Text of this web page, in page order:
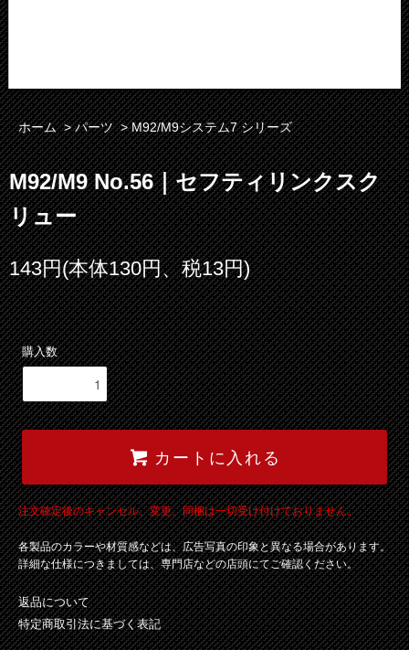
ホーム >パーツ >M92/M9システム7 シリーズ
M92/M9 No.56｜セフティリンクスク
リュー
143円(本体130円、税13円)
購入数
カートに入れる
注文確定後のキャンセル、変更、同梱は一切受け付けておりません。
各製品のカラーや材質感などは、広告写真の印象と異なる場合があります。
詳細な仕様につきましては、専門店などの店頭にてご確認ください。
返品について
特定商取引法に基づく表記